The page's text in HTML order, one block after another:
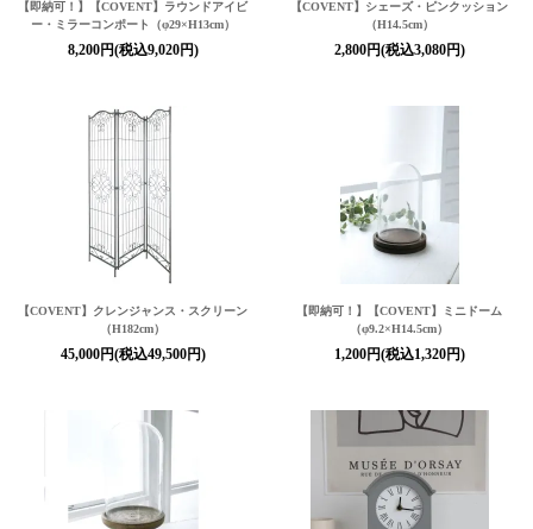
【即納可！】【COVENT】ラウンドアイビ
ー・ミラーコンポート（φ29×H13cm）
8,200円(税込9,020円)
【COVENT】シェーズ・ピンクッション
（H14.5cm）
2,800円(税込3,080円)
【COVENT】クレンジャンス・スクリーン
（H182cm）
45,000円(税込49,500円)
【即納可！】【COVENT】ミニドーム
（φ9.2×H14.5cm）
1,200円(税込1,320円)